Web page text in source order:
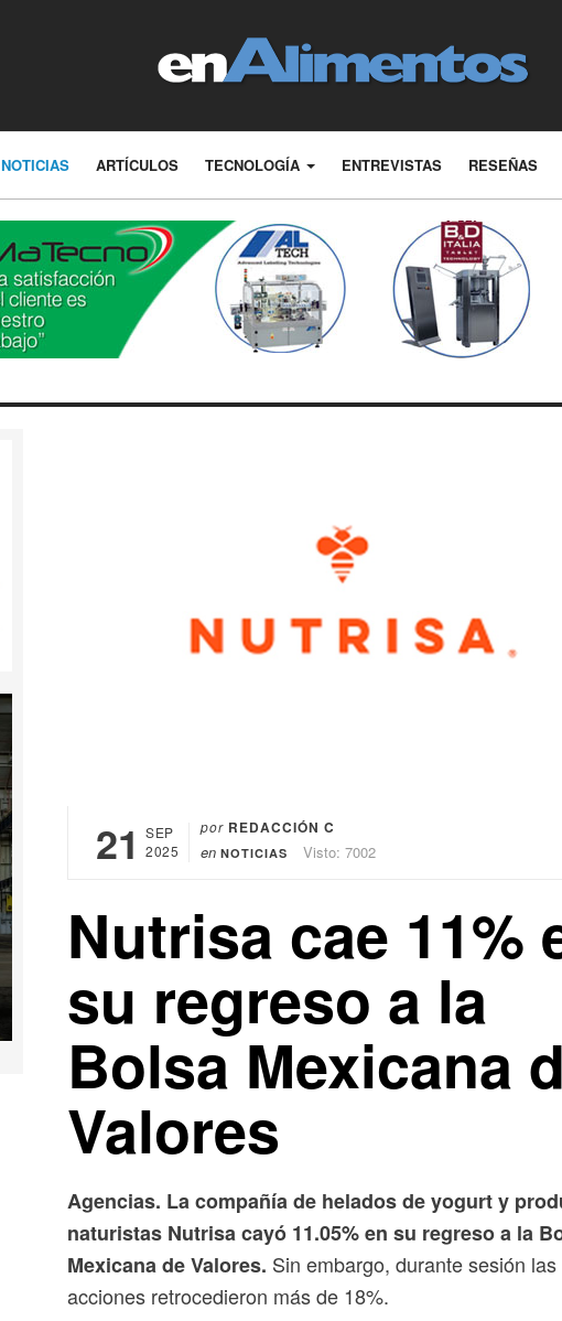
NOTICIAS ARTÍCULOS TECNOLOGÍA ENTREVISTAS RESEÑAS
21
SEP
2025
por REDACCIÓN C
en NOTICIAS Visto: 7002
Nutrisa cae 11%
su regreso a la
Bolsa Mexicana
Valores
Agencias. La compañía de helados de yogurt y
naturistas Nutrisa cayó 11.05% en su regreso a la
Mexicana de Valores. Sin embargo, durante sesión las
acciones retrocedieron más de 18%.